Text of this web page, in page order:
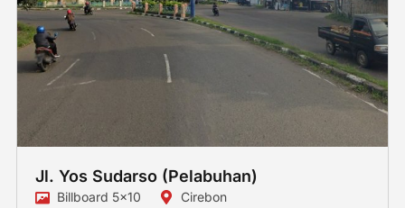
Jl. Yos Sudarso (Pelabuhan)
Billboard 5x10 Cirebon